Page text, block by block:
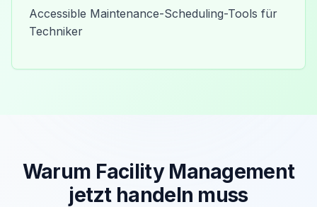
Accessible Maintenance-Scheduling-Tools für
Techniker
Warum Facility Management
jetzt handeln muss